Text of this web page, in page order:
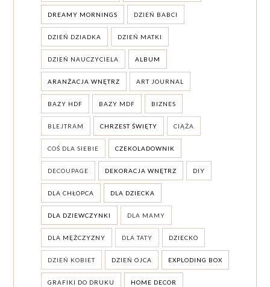
DREAMY MORNINGS DZIEŃ BABCI
DZIEŃ DZIADKA DZIEŃ MATKI
DZIEŃ NAUCZYCIELA ALBUM
ARANŻACJA WNĘTRZ ART JOURNAL
BAZY HDF BAZY MDF BIZNES
BLEJTRAM CHRZEST ŚWIĘTY CIĄŻA
COŚ DLA SIEBIE CZEKOLADOWNIK
DECOUPAGE DEKORACJA WNĘTRZ DIY
DLA CHŁOPCA DLA DZIECKA
DLA DZIEWCZYNKI DLA MAMY
DLA MĘŻCZYZNY DLA TATY DZIECKO
DZIEŃ KOBIET DZIEŃ OJCA EXPLODING BOX
GRAFIKI DO DRUKU HOME DECOR